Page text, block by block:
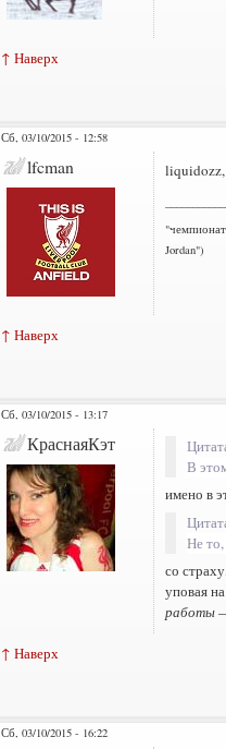
↑ Наверх
Сб, 03/10/2015 - 12:58
lfcman liquidozz,
Jordan")
↑ Наверх
Сб, 03/10/2015 - 13:17
КраснаяКэт
В
имено в
Не
со
уповая
работы
↑ Наверх
Сб, 03/10/2015 - 16:22